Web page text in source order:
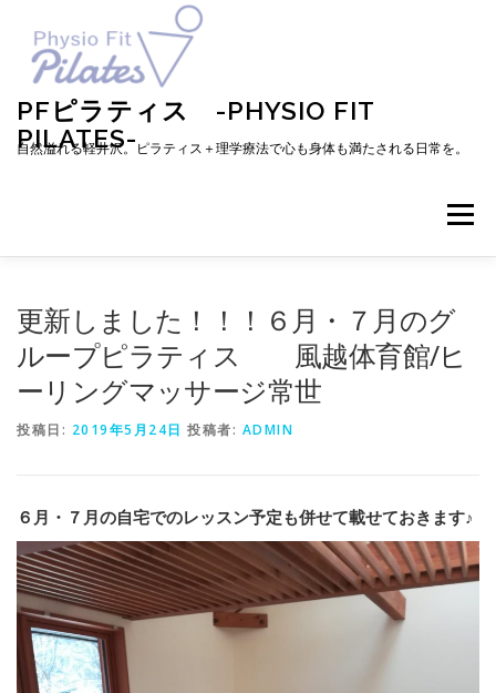
PFピラティス -PHYSIO FIT
PILATES-
自然溢れる軽井沢。ピラティス＋理学療法で心も身体も満たされる日常を。
メニュー
メニュー・料金・レッスン予約 プロフィール
更新しました！！！６月・７月のグ
ループピラティス 風越体育館/ヒ
ーリングマッサージ常世
投稿日: 2019年5月24日 投稿者: ADMIN
６月・７月の自宅でのレッスン予定も併せて載せておきます♪